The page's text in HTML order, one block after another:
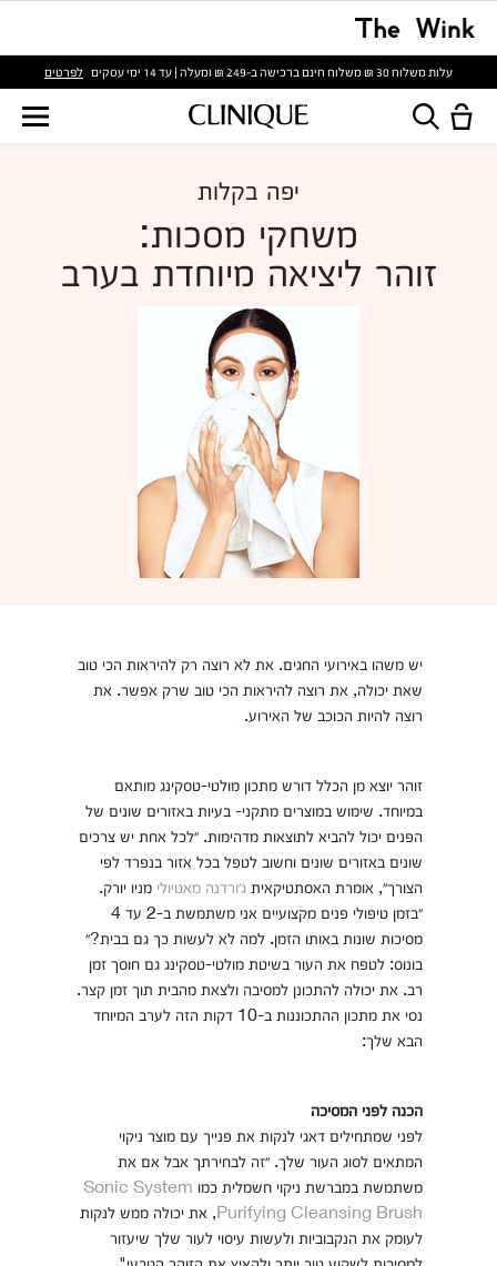
עלות משלוח 30 ₪ משלוח חינם ברכישה ב-249 ₪ ומעלה | עד 14 ימי עסקים לפרטים
יפה בקלות
משחקי מסכות:
זוהר ליציאה מיוחדת בערב
יש משהו באירועי החגים. את לא רוצה רק להיראות הכי טוב
שאת יכולה, את רוצה להיראות הכי טוב שרק אפשר. את
רוצה להיות הכוכב של האירוע.
זוהר יוצא מן הכלל דורש מתכון מולטי-טסקינג מותאם
במיוחד. שימוש במוצרים מתקני- בעיות באזורים שונים של
הפנים יכול להביא לתוצאות מדהימות. ״לכל אחת יש צרכים
שונים באזורים שונים וחשוב לטפל בכל אזור בנפרד לפי
הצורך״, אומרת האסתטיקאיתג׳ורדנה מאטיולי מניו יורק.
״בזמן טיפולי פנים מקצועיים אני משתמשת ב-2 עד 4
מסיכות שונות באותו הזמן. למה לא לעשות כך גם בבית?״
בונוס: לטפח את העור בשיטת מולטי-טסקינג גם חוסך זמן
רב. את יכולה להתכונן למסיבה ולצאת מהבית תוך זמן קצר.
נסי את מתכון ההתכוננות ב-10 דקות הזה לערב המיוחד
הבא שלך:
הכנה לפני המסיכה
לפני שמתחילים דאגי לנקות את פנייך עם מוצר ניקוי
המתאים לסוג העור שלך. ״זה לבחירתך אבל אם את
משתמשת במברשת ניקוי חשמלית כמו Sonic System
Purifying Cleansing Brush, את יכולה ממש לנקות
לעומק את הנקבוביות ולעשות עיסוי לעור שלך שיעזור